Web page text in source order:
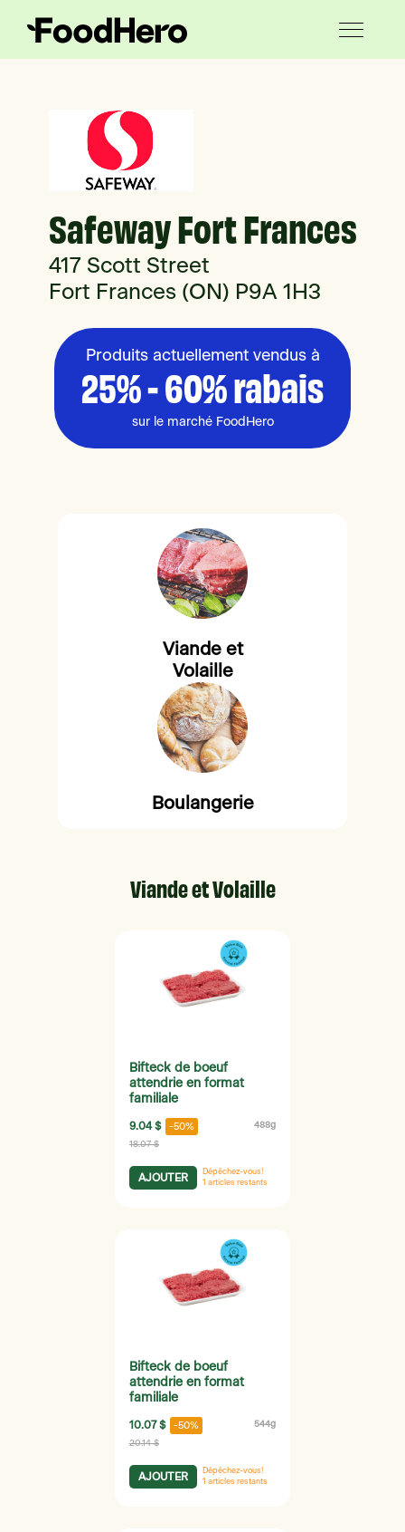
Safeway Fort Frances
417 Scott Street
Fort Frances (ON) P9A 1H3
Produits actuellement vendus à
25% - 60% rabais
sur le marché FoodHero
Viande et
Volaille
Boulangerie
Viande et Volaille
Bifteck de boeuf
attendrie en format
familiale
9.04 $ -50% 488g
18.07 $
AJOUTER
Dépêchez-vous!
1 articles restants
Bifteck de boeuf
attendrie en format
familiale
10.07 $ -50% 544g
20.14 $
AJOUTER
Dépêchez-vous!
1 articles restants